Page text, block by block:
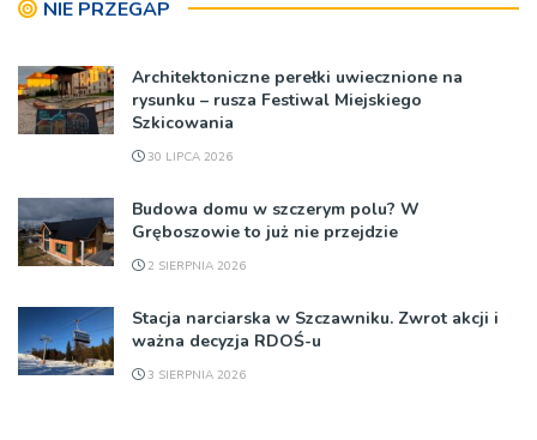
NIE PRZEGAP
Architektoniczne perełki uwiecznione na
rysunku – rusza Festiwal Miejskiego
Szkicowania
30 LIPCA 2026
Budowa domu w szczerym polu? W
Gręboszowie to już nie przejdzie
2 SIERPNIA 2026
Stacja narciarska w Szczawniku. Zwrot akcji i
ważna decyzja RDOŚ-u
3 SIERPNIA 2026